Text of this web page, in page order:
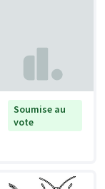
Soumise au
vote